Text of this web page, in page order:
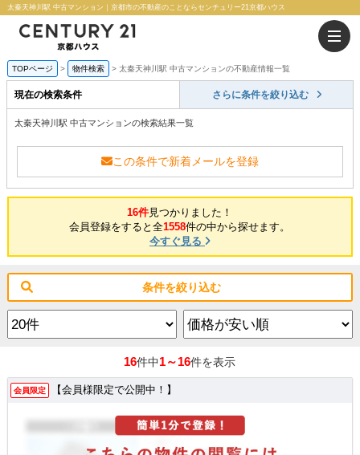
太秦天神川駅 中古マンション｜京都市の不動産のことならセンチュリー21京都ハウス
TOPページ 物件検索 太秦天神川駅 中古マンションの不動産情報一覧
現在の検索条件 さらに条件を絞り込む
太秦天神川駅 中古マンションの検索結果一覧
この条件で新着メールを登録
16件見つかりました！
会員登録をすると全1558件の中から探せます。
今すぐ見る
条件を絞り込む
16件中1～16件を表示
会員限定 【会員様限定で公開中！】